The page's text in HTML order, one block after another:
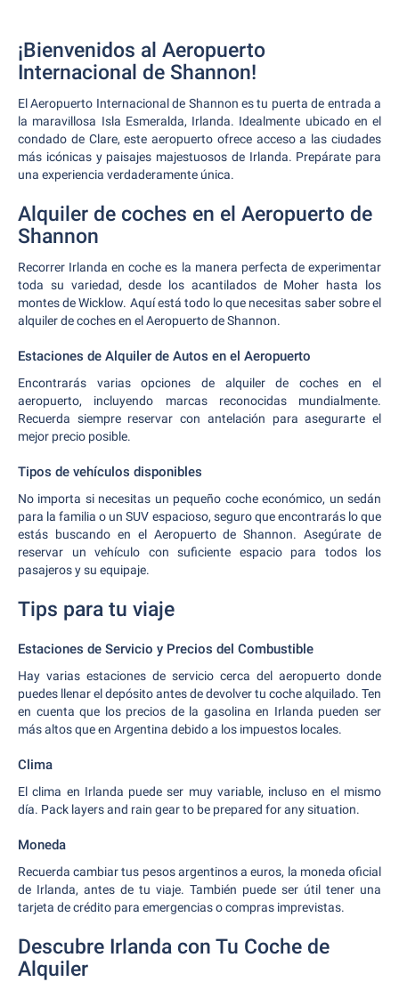
¡Bienvenidos al Aeropuerto
Internacional de Shannon!
El Aeropuerto Internacional de Shannon es tu puerta de entrada a
la maravillosa Isla Esmeralda, Irlanda. Idealmente ubicado en el
condado de Clare, este aeropuerto ofrece acceso a las ciudades
más icónicas y paisajes majestuosos de Irlanda. Prepárate para
una experiencia verdaderamente única.
Alquiler de coches en el Aeropuerto de
Shannon
Recorrer Irlanda en coche es la manera perfecta de experimentar
toda su variedad, desde los acantilados de Moher hasta los
montes de Wicklow. Aquí está todo lo que necesitas saber sobre el
alquiler de coches en el Aeropuerto de Shannon.
Estaciones de Alquiler de Autos en el Aeropuerto
Encontrarás varias opciones de alquiler de coches en el
aeropuerto, incluyendo marcas reconocidas mundialmente.
Recuerda siempre reservar con antelación para asegurarte el
mejor precio posible.
Tipos de vehículos disponibles
No importa si necesitas un pequeño coche económico, un sedán
para la familia o un SUV espacioso, seguro que encontrarás lo que
estás buscando en el Aeropuerto de Shannon. Asegúrate de
reservar un vehículo con suficiente espacio para todos los
pasajeros y su equipaje.
Tips para tu viaje
Estaciones de Servicio y Precios del Combustible
Hay varias estaciones de servicio cerca del aeropuerto donde
puedes llenar el depósito antes de devolver tu coche alquilado. Ten
en cuenta que los precios de la gasolina en Irlanda pueden ser
más altos que en Argentina debido a los impuestos locales.
Clima
El clima en Irlanda puede ser muy variable, incluso en el mismo
día. Pack layers and rain gear to be prepared for any situation.
Moneda
Recuerda cambiar tus pesos argentinos a euros, la moneda oficial
de Irlanda, antes de tu viaje. También puede ser útil tener una
tarjeta de crédito para emergencias o compras imprevistas.
Descubre Irlanda con Tu Coche de
Alquiler